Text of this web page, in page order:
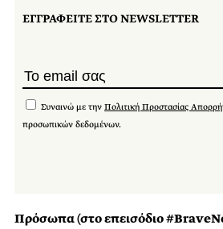
ΕΓΓΡΑΦΕΙΤΕ ΣΤΟ NEWSLETTER
Συναινώ με την Πολιτική Προστασίας
προσωπικών δεδομένων.
Πρόσωπα (στο επεισόδιο